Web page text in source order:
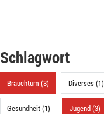
Schlagwort
Brauchtum (3) Diverses (1)
Gesundheit (1) Jugend (3)